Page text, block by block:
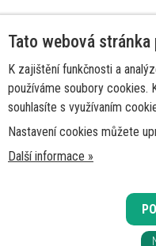
Tato webová
K zajištění funkčnosti a
používáme soubory cookies.
souhlasíte s využívaním
Nastavení cookies můžete
Další informace »